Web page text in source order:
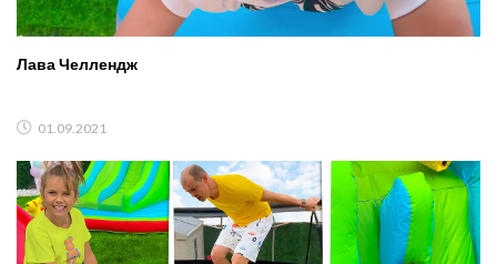
Лава Челлендж
01.09.2021